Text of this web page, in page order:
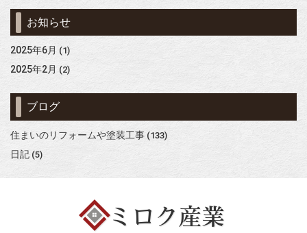
お知らせ
2025年6月 (1)
2025年2月 (2)
ブログ
住まいのリフォームや塗装工事 (133)
日記 (5)